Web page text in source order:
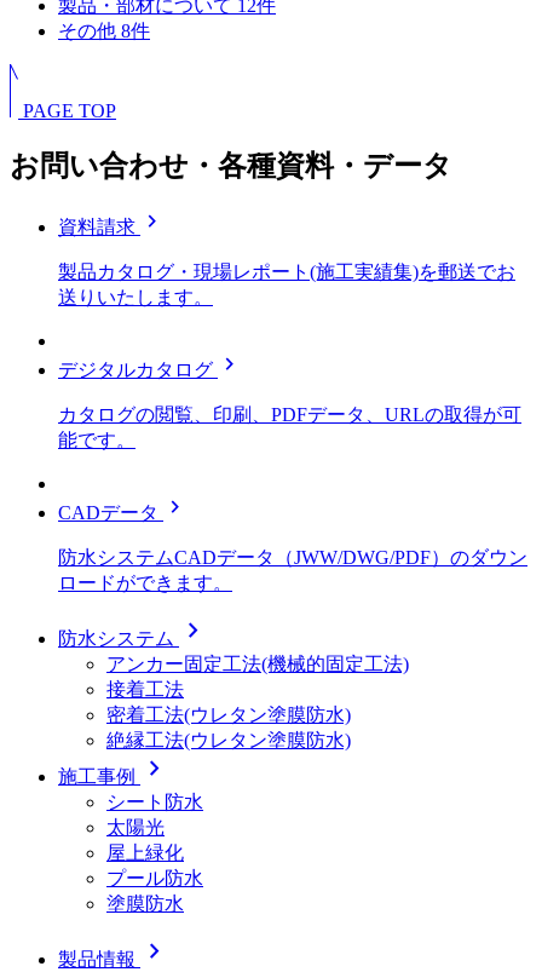
製品・部材について 12件
その他 8件
PAGE TOP
お問い合わせ・各種資料・データ
資料請求 chevron_right
製品カタログ・現場レポート(施工実績集)を郵送でお
送りいたします。
デジタルカタログ chevron_right
カタログの閲覧、印刷、PDFデータ、URLの取得が可
能です。
CADデータ chevron_right
防水システムCADデータ（JWW/DWG/PDF）のダウン
ロードができます。
防水システム chevron_right
アンカー固定工法(機械的固定工法)
接着工法
密着工法(ウレタン塗膜防水)
絶縁工法(ウレタン塗膜防水)
施工事例
chevron_right
シート防水
太陽光
屋上緑化
プール防水
塗膜防水
製品情報 chevron_right